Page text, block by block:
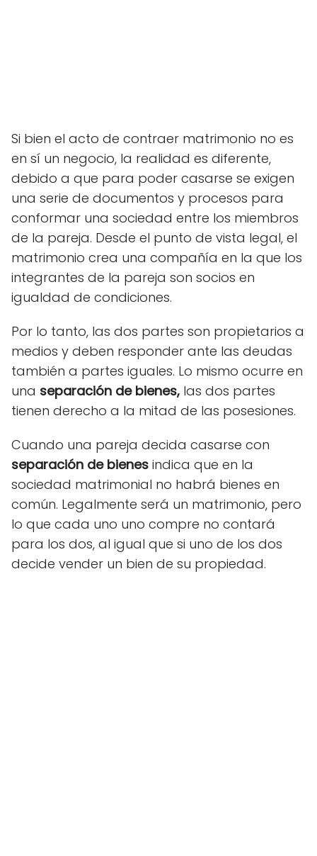
Si bien el acto de contraer matrimonio no es
en sí un negocio, la realidad es diferente,
debido a que para poder casarse se exigen
una serie de documentos y procesos para
conformar una sociedad entre los miembros
de la pareja. Desde el punto de vista legal, el
matrimonio crea una compañía en la que los
integrantes de la pareja son socios en
igualdad de condiciones.
Por lo tanto, las dos partes son propietarios a
medios y deben responder ante las deudas
también a partes iguales. Lo mismo ocurre en
una separación de bienes, las dos partes
tienen derecho a la mitad de las posesiones.
Cuando una pareja decida casarse con
separación de bienes indica que en la
sociedad matrimonial no habrá bienes en
común. Legalmente será un matrimonio, pero
lo que cada uno uno compre no contará
para los dos, al igual que si uno de los dos
decide vender un bien de su propiedad.